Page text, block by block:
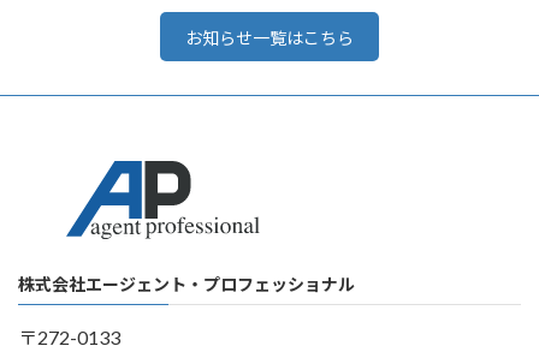
お知らせ一覧はこちら
株式会社エージェント・プロフェッショナル
〒272-0133